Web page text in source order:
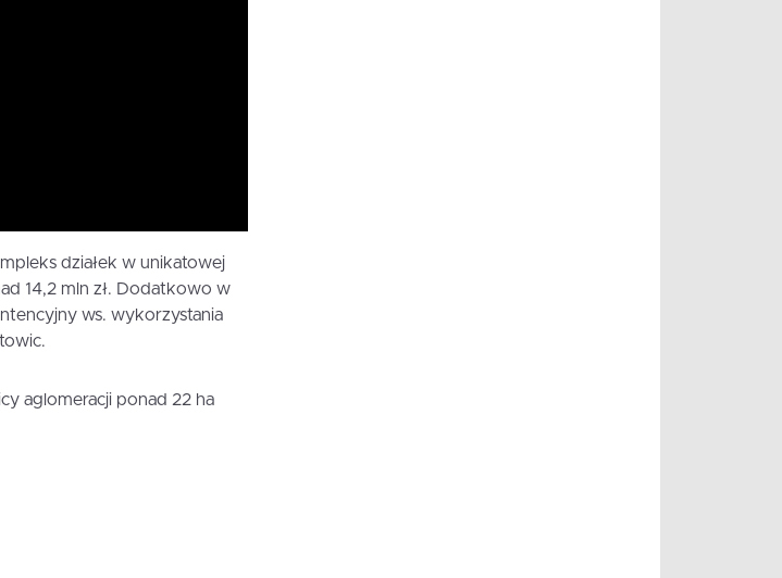
działek w unikatowej
14,2 mln zł. Dodatkowo w
ws. wykorzystania
aglomeracji ponad 22 ha